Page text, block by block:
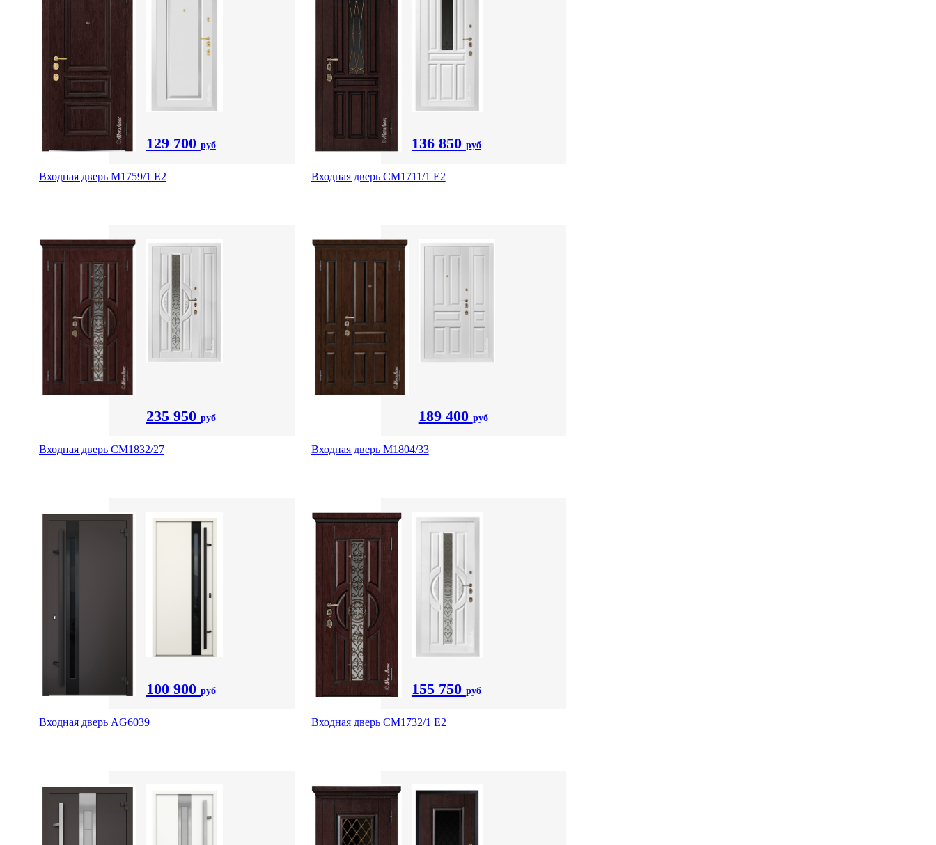
129 700 руб
Входная дверь М1759/1 Е2
136 850 руб
Входная дверь CМ1711/1 Е2
235 950 руб
Входная дверь СМ1832/27
189 400 руб
Входная дверь М1804/33
100 900 руб
Входная дверь AG6039
155 750 руб
Входная дверь СМ1732/1 Е2